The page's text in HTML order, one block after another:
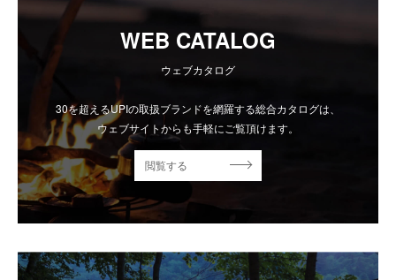
WEB CATALOG
ウェブカタログ
30を超えるUPIの取扱ブランドを網羅する総合カタログは、
ウェブサイトからも手軽にご覧頂けます。
閲覧する